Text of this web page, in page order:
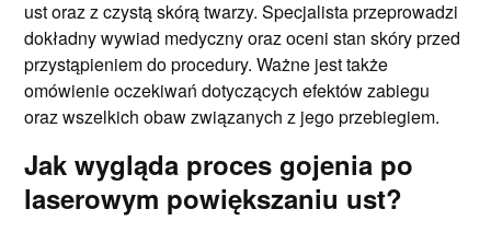
ust oraz z czystą skórą twarzy. Specjalista przeprowadzi
dokładny wywiad medyczny oraz oceni stan skóry przed
przystąpieniem do procedury. Ważne jest także
omówienie oczekiwań dotyczących efektów zabiegu
oraz wszelkich obaw związanych z jego przebiegiem.
Jak wygląda proces gojenia po
laserowym powiększaniu ust?